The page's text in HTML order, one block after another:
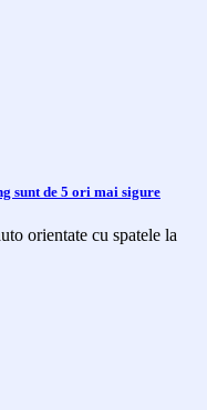
sunt de 5 ori mai sigure
orientate cu spatele la